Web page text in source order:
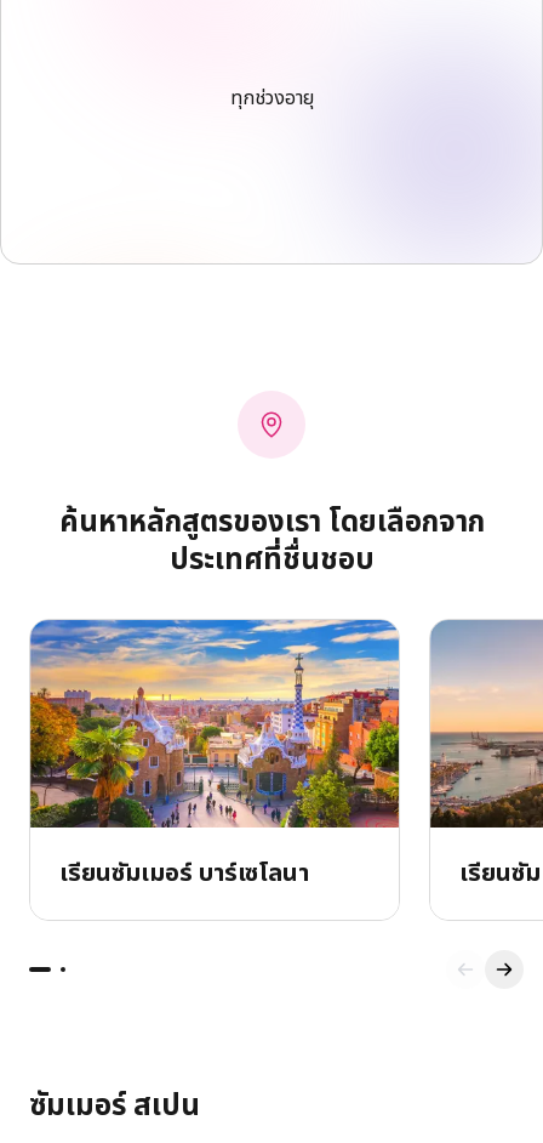
ทุกช่วงอายุ
ค้นหาหลักสูตรของเรา โดยเลือกจาก
ประเทศที่ชื่นชอบ
เรียนซัมเมอร์ บาร์เซโลนา เรียนซั
ซัมเมอร์ สเปน